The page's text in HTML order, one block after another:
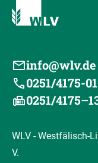
info@wlv.de
0251/4175-01
0251/
WLV - Westfälisch-
V.